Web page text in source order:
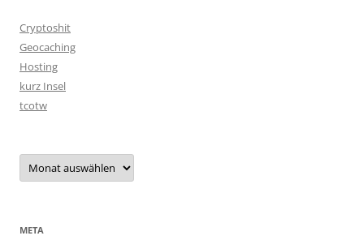
Cryptoshit
Geocaching
Hosting
kurz Insel
tcotw
Archiv
META